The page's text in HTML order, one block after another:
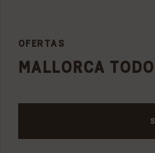
OFERTAS
MALLORCA